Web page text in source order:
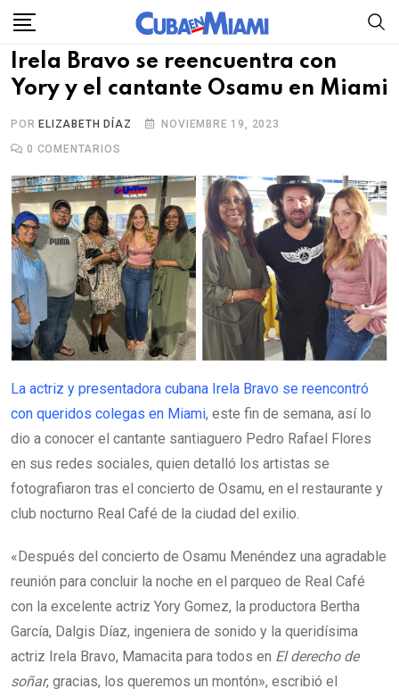
Skip
content
Irela Bravo se reencuentra con
Yory y el cantante Osamu en Miami
POR ELIZABETH DÍAZ
NOVIEMBRE 19, 2023
0 COMENTARIOS
La actriz y presentadora cubana Irela Bravo se reencontró
con queridos colegas en Miami, este fin de semana, así lo
dio a conocer el cantante santiaguero Pedro Rafael Flores
en sus redes sociales, quien detalló los artistas se
fotografiaron tras el concierto de Osamu, en el restaurante y
club nocturno Real Café de la ciudad del exilio.
«Después del concierto de Osamu Menéndez una agradable
reunión para concluir la noche en el parqueo de Real Café
con la excelente actriz Yory Gomez, la productora Bertha
García, Dalgis Díaz, ingeniera de sonido y la queridísima
actriz Irela Bravo, Mamacita para todos en El derecho de
soñar, gracias, los queremos un montón», escribió el